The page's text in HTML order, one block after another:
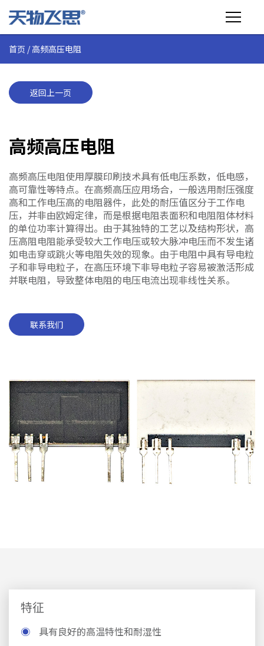
产品介绍
行业应用
关于飞思
商城
首页 / 高频高压电阻
返回上一页
高频高压电阻
高频高压电阻使用厚膜印刷技术具有低电压系数，低电感，
高可靠性等特点。在高频高压应用场合，一般选用耐压强度
高和工作电压高的电阻器件，此处的耐压值区分于工作电
压，并非由欧姆定律，而是根据电阻表面积和电阻阻体材料
的单位功率计算得出。由于其独特的工艺以及结构形状，高
压高阻电阻能承受较大工作电压或较大脉冲电压而不发生诸
如电击穿或跳火等电阻失效的现象。由于电阻中具有导电粒
子和非导电粒子，在高压环境下非导电粒子容易被激活形成
并联电阻，导致整体电阻的电压电流出现非线性关系。
联系我们
特征
◉
具有良好的高温特性和耐湿性